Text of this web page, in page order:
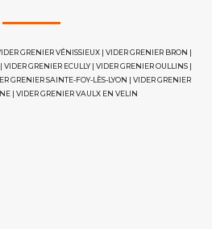
GRENIER VÉNISSIEUX VIDER GRENIER BRON
VIDER GRENIER ECULLY| VIDER GRENIER OULLINS|
GRENIER SAINTE-FOY-LÈS-LYON
VIDER GRENIER
| VIDER GRENIER VAULX EN VELIN